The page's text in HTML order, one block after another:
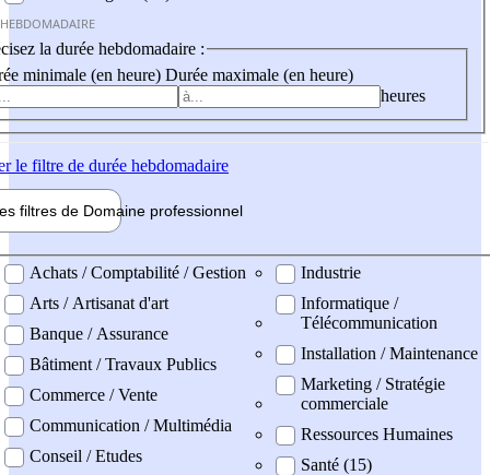
la durée hebdomadaire :
minimale (en heure) Durée maximale (en heure)
heures
le filtre de durée hebdomadaire
filtres de Domaine professionnel
professionel
Achats / Comptabilité / Gestion
Arts / Artisanat d'art
Banque / Assurance
Bâtiment / Travaux Publics
Commerce / Vente
Communication / Multimédia
Conseil / Etudes
Industrie
Informatique /
Télécommunication
Installation / Maintenance
Marketing / Stratégie
commerciale
Ressources Humaines
Santé (15)